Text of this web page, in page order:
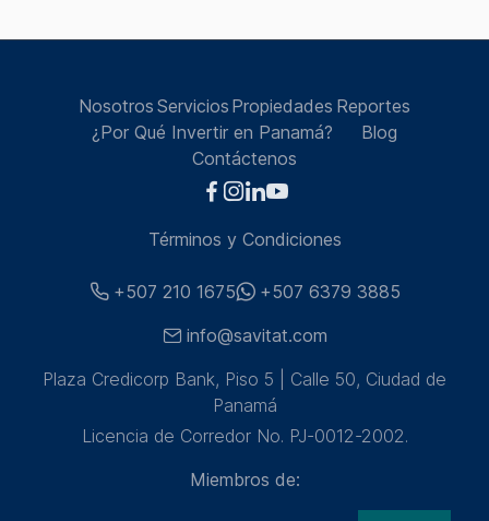
Nosotros Servicios Propiedades Reportes
¿Por Qué Invertir en Panamá?
Blog
Contáctenos
Términos y Condiciones
+507 210 1675
+507 6379 3885
info@savitat.com
Plaza Credicorp Bank, Piso 5 | Calle 50, Ciudad de
Panamá
Licencia de Corredor No. PJ-0012-2002.
Miembros de: